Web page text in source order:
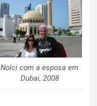
Nolci com a esposa em
Dubai, 2008